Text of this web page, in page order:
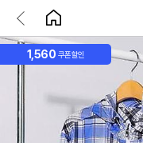
1,560 쿠폰할인